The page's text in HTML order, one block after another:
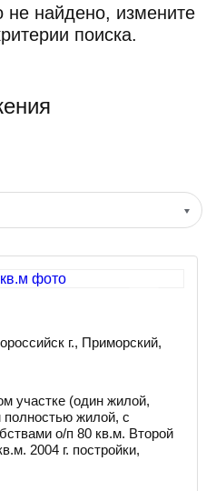
не найдено, измените
поиска.
г., Приморский,
участке (один жилой,
полностью жилой, с
о/п 80 кв.м. Второй
2004 г. постройки,